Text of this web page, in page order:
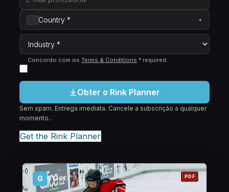
Country * ▾
Concordo com os Terms & Conditions * required.
Obter o Rink Planner
Sem spam. Entrega imediata. Cancele a subscrição a qualquer
momento..
Get the Rink Planner
G GLICE PDF